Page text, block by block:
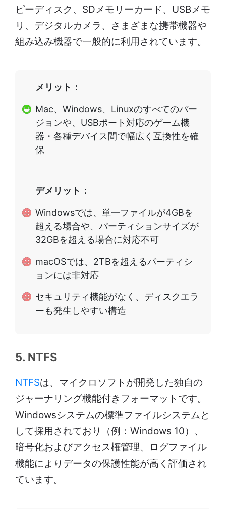
ピーディスク、SDメモリーカード、USBメモ
リ、デジタルカメラ、さまざまな携帯機器や
組み込み機器で一般的に利用されています。
メリット：
Mac、Windows、Linuxのすべてのバー
ジョンや、USBポート対応のゲーム機
器・各種デバイス間で幅広く互換性を確
保
デメリット：
Windowsでは、単一ファイルが4GBを
超える場合や、パーティションサイズが
32GBを超える場合に対応不可
macOSでは、2TBを超えるパーティシ
ョンには非対応
セキュリティ機能がなく、ディスクエラ
ーも発生しやすい構造
5. NTFS
NTFSは、マイクロソフトが開発した独自の
ジャーナリング機能付きフォーマットです。
Windowsシステムの標準ファイルシステムと
して採用されており（例：Windows 10）、
暗号化およびアクセス権管理、ログファイル
機能によりデータの保護性能が高く評価され
ています。